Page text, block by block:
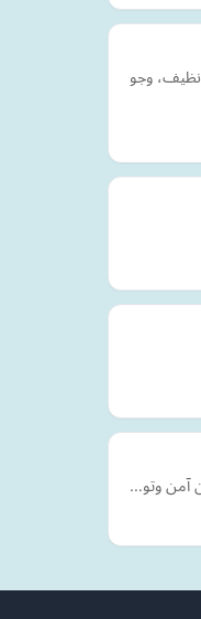
وجو
آمن وتو…